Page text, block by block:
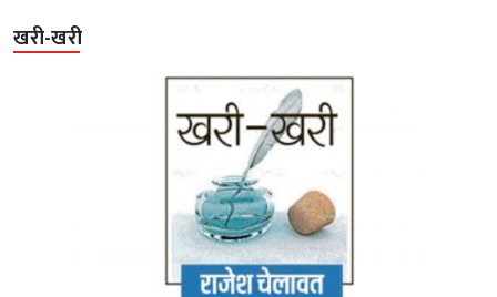
खरी-खरी